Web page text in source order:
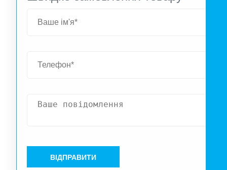
(«прикурювач») 12V/8A 120 Вт, 1 авіаційний порт 24В/
2 шт: 5В/3А, 9В/3А, 12В/3А, 15В/3А, 20В/5А (100 Вт
розміри 550 / 299 / 487 мм, вага 53 кг.
ВІДПРАВИТИ